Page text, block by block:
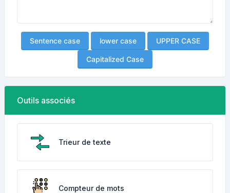
Sentence case lower case UPPER CASE
Capitalized Case
Outils associés
Trieur de texte
Compteur de mots